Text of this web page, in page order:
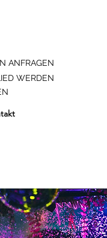
ANFRAGEN
WERDEN